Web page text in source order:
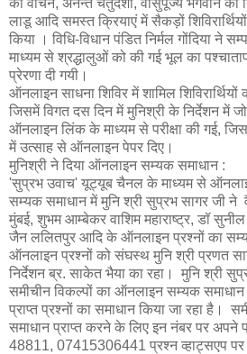
का वाचन, अनन्त चतुर्दशी, वासुपूज्य भगवान का
लाडू आदि समस्त क्रियाएं में सैकड़ों
किया । विधि-विधान पंडित निर्मल गोंदिया ने
माध्यम से श्रद्धालुओं को की गई भूल का
प्रेरणा दी गयी।
ऑनलाइन साधना शिविर में शामिल
जिसमें विगत दस दिन में मुनिश्री के निर्देशन में
ऑनलाइन लिंक के माध्यम से परीक्षा की गई,
में उत्साह से ऑनलाइन पेपर दिए।
मुनिश्री ने दिया ऑनलाइन सम्यक समाधान :
'सुप्रभ उवाच' यूट्यूब चैनल के माध्यम से
सम्यक समाधान में मुनि श्री सुप्रभ सागर जी ने
मुंबई, शुभम आम्बेकर वाशिम महाराष्ट्र, डॉ
जैन ललितपुर आदि के ऑनलाइन प्रश्नों का
ऑनलाइन प्रश्नों को संघस्थ मुनि श्री प्रणत
निर्देशन ब्र. साकेत भैया का रहा। मुनि श्री
समीचीन विकल्पों का ऑनलाइन सम्यक
प्राप्त प्रश्नों का समाधान किया जा रहा है।
समाधान प्राप्त करने के लिए इन नंबर पर
48811, 07415306441 प्रश्न व्हाट्सएप